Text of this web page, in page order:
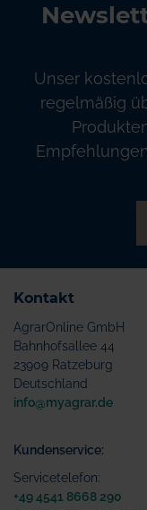
Unser
regelmäßig
Kontakt
AgrarOnline GmbH
Bahnhofsallee 44
23909 Ratzeburg
Deutschland
info@myagrar.de
Kundenservice:
Servicetelefon:
+49 4541 8668 290